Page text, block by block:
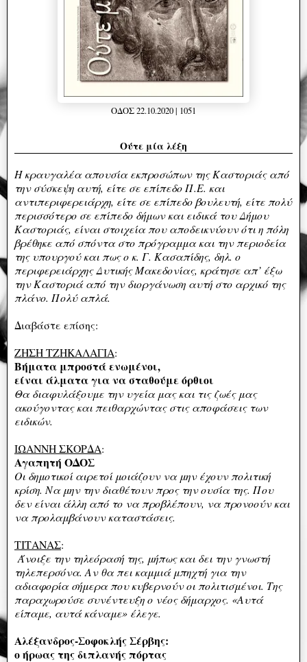
ΟΔΟΣ 22.10.2020 | 1051
Ούτε μία λέξη
Η κραυγαλέα απουσία εκπροσώπων της Καστοριάς από
την σύσκεψη αυτή, είτε σε επίπεδο Π.Ε. και
αντιπεριφερειάρχη, είτε σε επίπεδο βουλευτή, είτε πολύ
περισσότερο σε επίπεδο δήμων και ειδικά του Δήμου
Καστοριάς, είναι στοιχεία που αποδεικνύουν ότι η πόλη
βρέθηκε από σπόντα στο πρόγραμμα και την περιοδεία
της υπουργού και πως ο κ. Γ. Κασαπίδης, δηλ. ο
περιφερειάρχης Δυτικής Μακεδονίας, κράτησε απ’ έξω
την Καστοριά από την διοργάνωση αυτή στο αρχικό της
πλάνο. Πολύ απλά.
Διαβάστε επίσης:
ΖΗΣΗ ΤΖΗΚΑΛΑΓΙΑ:
Βήματα μπροστά ενωμένοι,
είναι άλματα για να σταθούμε όρθιοι
Θα διαφυλάξουμε την υγεία μας και τις ζωές μας
ακούγοντας και πειθαρχώντας στις αποφάσεις των
ειδικών.
ΙΩΑΝΝΗ ΣΚΟΡΔΑ:
Αγαπητή ΟΔΟΣ
Οι δημοτικοί αιρετοί μοιάζουν να μην έχουν πολιτική
κρίση. Να μην την διαθέτουν προς την ουσία της. Που
δεν είναι άλλη από το να προβλέπουν, να προνοούν και
να προλαμβάνουν καταστάσεις.
ΤΙΤΑΝΑΣ:
Άνοιξε την τηλεόρασή της, μήπως και δει την γνωστή
τηλεπερσόνα. Αν θα πει καμμιά μπηχτή για την
αδιαφορία σήμερα που κυβερνούν οι πολιτισμένοι. Της
παραχωρούσε συνέντευξη ο νέος δήμαρχος. «Αυτά
είπαμε, αυτά κάναμε» έλεγε.
Αλέξανδρος-Σοφοκλής Σέρβης:
ο ήρωας της διπλανής πόρτας